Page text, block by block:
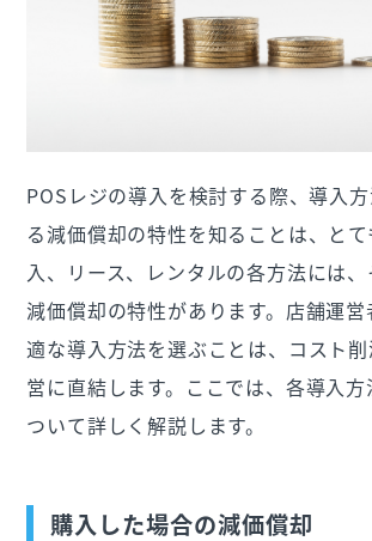
POSレジの導入を検討する際、導入
る減価償却の特性を知ることは、と
入、リース、レンタルの各方法には
減価償却の特性があります。店舗運営
適な導入方法を選ぶことは、コスト
営に直結します。ここでは、各導入
ついて詳しく解説します。
購入した場合の減価償却